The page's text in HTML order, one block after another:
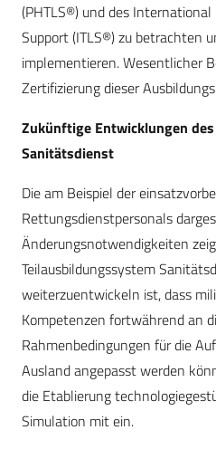
(PHTLS®) und des
Support (ITLS®) zu betrachten
implementieren. Wesentlicher
Zertifizierung dieser
Zukünftige Entwicklungen
Sanitätsdienst
Die am Beispiel der
Rettungsdienstpersonals
Änderungsnotwendigkeiten
Teilausbildungssystem
weiterzuentwickeln ist, dass
Kompetenzen fortwährend an
Rahmenbedingungen für die
Ausland angepasst werden
die Etablierung
Simulation mit ein.